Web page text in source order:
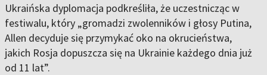
Ukraińska dyplomacja podkreśliła, że uczestnicząc w
festiwalu, który „gromadzi zwolenników i głosy Putina,
Allen decyduje się przymykać oko na okrucieństwa,
jakich Rosja dopuszcza się na Ukrainie każdego dnia już
od 11 lat”.